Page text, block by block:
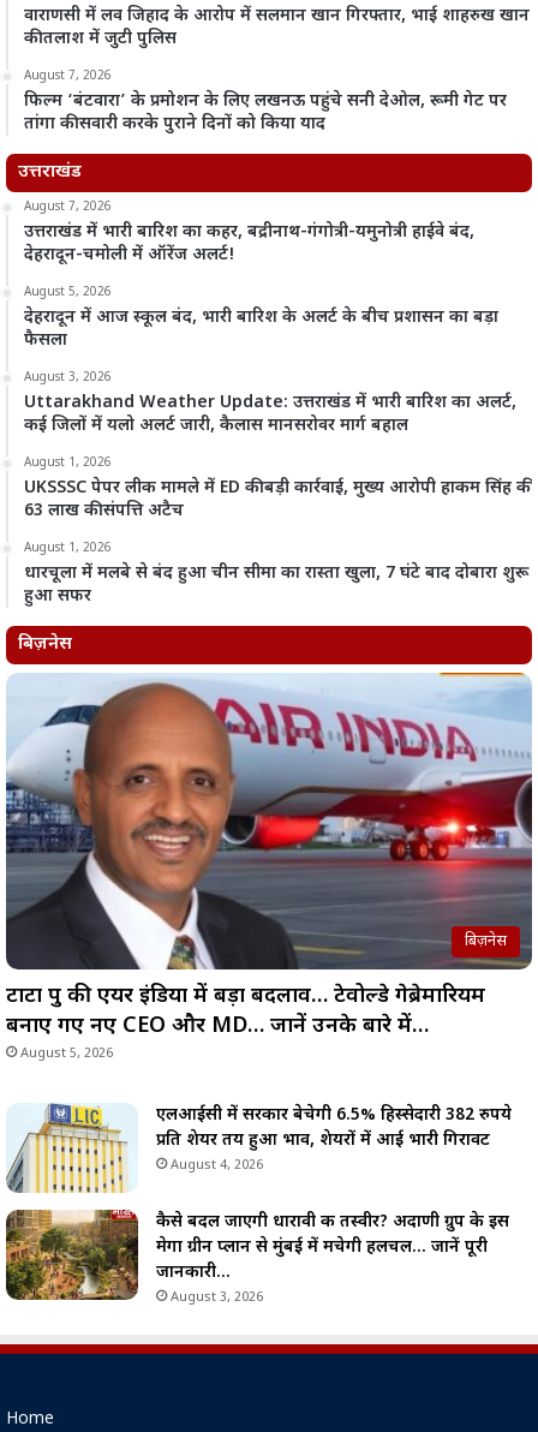
वाराणसी में लव जिहाद के आरोप में सलमान खान गिरफ्तार, भाई शाहरुख खान
की तलाश में जुटी पुलिस
August 7, 2026
फिल्म ‘बंटवारा’ के प्रमोशन के लिए लखनऊ पहुंचे सनी देओल, रूमी गेट पर
तांगा की सवारी करके पुराने दिनों को किया याद
उत्तराखंड
August 7, 2026
उत्तराखंड में भारी बारिश का कहर, बद्रीनाथ-गंगोत्री-यमुनोत्री हाईवे बंद,
देहरादून-चमोली में ऑरेंज अलर्ट!
August 5, 2026
देहरादून में आज स्कूल बंद, भारी बारिश के अलर्ट के बीच प्रशासन का बड़ा
फैसला
August 3, 2026
Uttarakhand Weather Update: उत्तराखंड में भारी बारिश का अलर्ट,
कई जिलों में यलो अलर्ट जारी, कैलास मानसरोवर मार्ग बहाल
August 1, 2026
UKSSSC पेपर लीक मामले में ED की बड़ी कार्रवाई, मुख्य आरोपी हाकम सिंह की
63 लाख की संपत्ति अटैच
August 1, 2026
धारचूला में मलबे से बंद हुआ चीन सीमा का रास्ता खुला, 7 घंटे बाद दोबारा शुरू
हुआ सफर
बिज़नेस
बिज़नेस
टाटा ग्रुप की एयर इंडिया में बड़ा बदलाव… टेवोल्डे गेब्रेमारियम
बनाए गए नए CEO और MD… जानें उनके बारे में…
August 5, 2026
एलआईसी में सरकार बेचेगी 6.5% हिस्सेदारी 382 रुपये
प्रति शेयर तय हुआ भाव, शेयरों में आई भारी गिरावट
August 4, 2026
कैसे बदल जाएगी धारावी की तस्वीर? अदाणी ग्रुप के इस
मेगा ग्रीन प्लान से मुंबई में मचेगी हलचल… जानें पूरी
जानकारी…
August 3, 2026
Home